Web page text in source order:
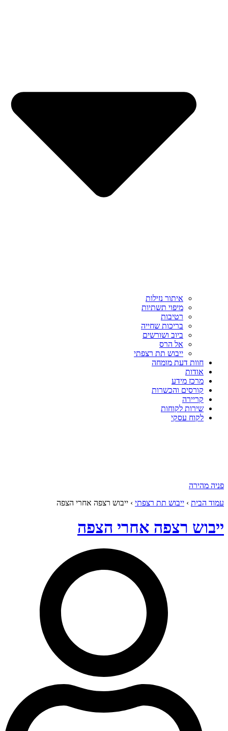
איתור נזילות
מיפוי תשתיות
רטיבות
בריכות שחייה
ביוב ושורשים
אל הרס
ייבוש תת רצפתי
חוות דעת מומחה
אודות
מרכז מידע
קורסים והכשרות
קריירה
שירות לקוחות
לקוח עסקי
פניה מהירה
עמוד הבית › ייבוש תת רצפתי › ייבוש רצפה אחרי הצפה
ייבוש רצפה אחרי הצפה